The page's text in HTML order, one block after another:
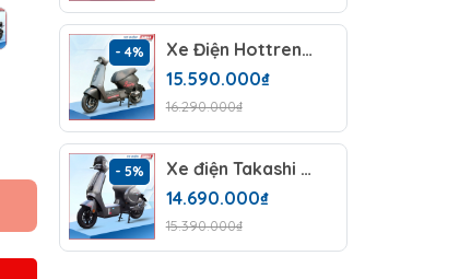
- 4%
Xe Điện Hottrend Dv Motor Takashi Sora 2026 (48V-23A) 4 Bình
15.590.000₫
16.290.000₫
- 5%
Xe điện Takashi Mono Plus (48V-23A) 4 Bình
14.690.000₫
15.390.000₫